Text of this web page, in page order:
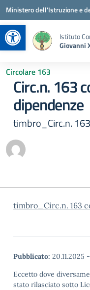
Apri la barra
Vai ai contenuti
Vai al menu di navigazione
Vai al footer
Ministero dell'Istruzione e
Istituto
Giovanni
Circolare 163
Circ.n. 163
dipendenze
timbro_Circ.n.
timbro_Circ.n. 163
Pubblicato: 20.11.2025 -
Eccetto dove
stato rilasciato sotto